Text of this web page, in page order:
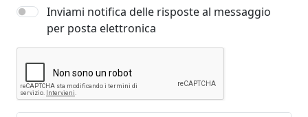
Inviami notifica delle risposte al messaggio
per posta elettronica